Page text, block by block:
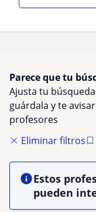
Parece que tu
Ajusta tu
guárdala y te
profesores
Eliminar filtros
Estos
pueden